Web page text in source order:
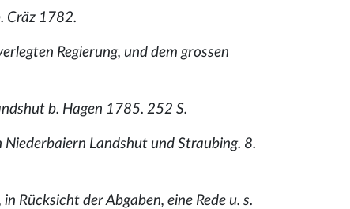
Cräz 1782.
Regierung, und dem grossen
b. Hagen 1785. 252 S.
Landshut und Straubing. 8.
Rücksicht der Abgaben, eine Rede u. s.